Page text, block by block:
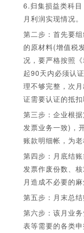
6.归集损益类科
月利润实现情况
第二步：首先要
的原材料(增值税
况，要严格按照
起90天内必须认
理不够完整，次
证需要认证的抵
第三步：企业根
发票业务一致)，
账款明细帐，为
第四步：月底结
发票作废份数、
月造成不必要的麻
第五步：月末总
第六步：该月业
表等需要的各类